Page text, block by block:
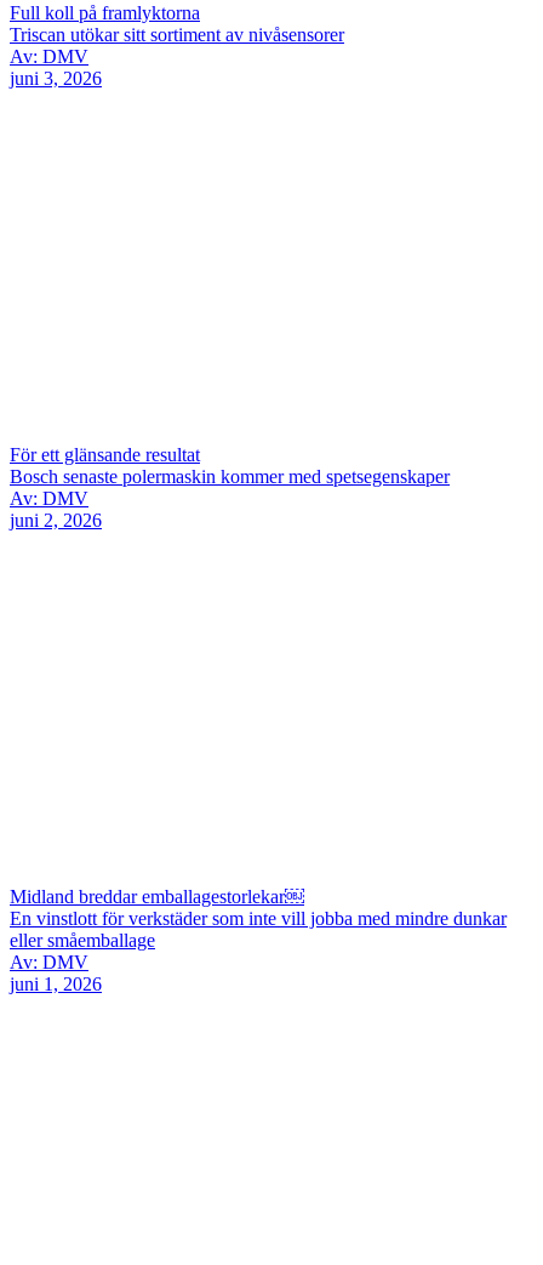
Full koll på framlyktorna
Triscan utökar sitt sortiment av nivåsensorer
Av: DMV
juni 3, 2026
För ett glänsande resultat
Bosch senaste polermaskin kommer med spetsegenskaper
Av: DMV
juni 2, 2026
Midland breddar emballagestorlekar￼
En vinstlott för verkstäder som inte vill jobba med mindre dunkar
eller småemballage
Av: DMV
juni 1, 2026